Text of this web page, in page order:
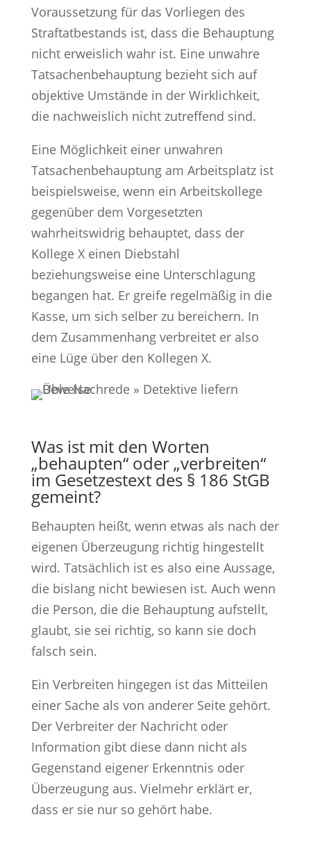
Voraussetzung für das Vorliegen des
Straftatbestands ist, dass die Behauptung
nicht erweislich wahr ist. Eine unwahre
Tatsachenbehauptung bezieht sich auf
objektive Umstände in der Wirklichkeit,
die nachweislich nicht zutreffend sind.
Eine Möglichkeit einer unwahren
Tatsachenbehauptung am Arbeitsplatz ist
beispielsweise, wenn ein Arbeitskollege
gegenüber dem Vorgesetzten
wahrheitswidrig behauptet, dass der
Kollege X einen Diebstahl
beziehungsweise eine Unterschlagung
begangen hat. Er greife regelmäßig in die
Kasse, um sich selber zu bereichern. In
dem Zusammenhang verbreitet er also
eine Lüge über den Kollegen X.
Was ist mit den Worten
„behaupten“ oder „verbreiten“
im Gesetzestext des § 186 StGB
gemeint?
Behaupten heißt, wenn etwas als nach der
eigenen Überzeugung richtig hingestellt
wird. Tatsächlich ist es also eine Aussage,
die bislang nicht bewiesen ist. Auch wenn
die Person, die die Behauptung aufstellt,
glaubt, sie sei richtig, so kann sie doch
falsch sein.
Ein Verbreiten hingegen ist das Mitteilen
einer Sache als von anderer Seite gehört.
Der Verbreiter der Nachricht oder
Information gibt diese dann nicht als
Gegenstand eigener Erkenntnis oder
Überzeugung aus. Vielmehr erklärt er,
dass er sie nur so gehört habe.